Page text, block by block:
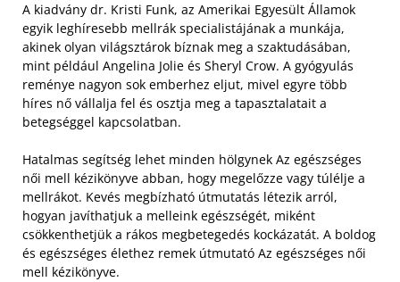
A kiadvány dr. Kristi Funk, az Amerikai Egyesült Államok
egyik leghíresebb mellrák specialistájának a munkája,
akinek olyan világsztárok bíznak meg a szaktudásában,
mint például Angelina Jolie és Sheryl Crow. A gyógyulás
reménye nagyon sok emberhez eljut, mivel egyre több
híres nő vállalja fel és osztja meg a tapasztalatait a
betegséggel kapcsolatban.
Hatalmas segítség lehet minden hölgynek Az egészséges
női mell kézikönyve abban, hogy megelőzze vagy túlélje a
mellrákot. Kevés megbízható útmutatás létezik arról,
hogyan javíthatjuk a melleink egészségét, miként
csökkenthetjük a rákos megbetegedés kockázatát. A boldog
és egészséges élethez remek útmutató Az egészséges női
mell kézikönyve.